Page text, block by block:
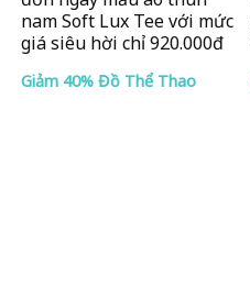
nam Soft Lux Tee với mức
giá siêu hời chỉ 920.000đ
Giảm 40% Đồ Thể Thao